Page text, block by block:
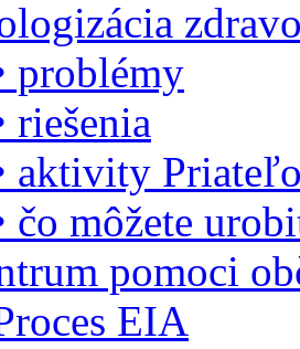
problémy
riešenia
aktivity
čo môžete
pomoci
EIA